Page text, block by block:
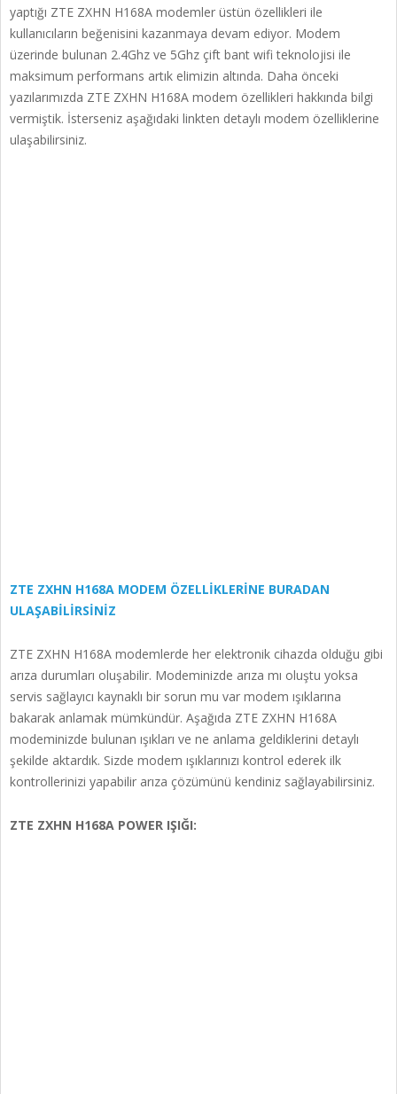
yaptığı ZTE ZXHN H168A modemler üstün özellikleri ile
kullanıcıların beğenisini kazanmaya devam ediyor. Modem
üzerinde bulunan 2.4Ghz ve 5Ghz çift bant wifi teknolojisi ile
maksimum performans artık elimizin altında. Daha önceki
yazılarımızda ZTE ZXHN H168A modem özellikleri hakkında bilgi
vermiştik. İsterseniz aşağıdaki linkten detaylı modem özelliklerine
ulaşabilirsiniz.
ZTE ZXHN H168A MODEM ÖZELLİKLERİNE BURADAN
ULAŞABİLİRSİNİZ
ZTE ZXHN H168A modemlerde her elektronik cihazda olduğu gibi
arıza durumları oluşabilir. Modeminizde arıza mı oluştu yoksa
servis sağlayıcı kaynaklı bir sorun mu var modem ışıklarına
bakarak anlamak mümkündür. Aşağıda ZTE ZXHN H168A
modeminizde bulunan ışıkları ve ne anlama geldiklerini detaylı
şekilde aktardık. Sizde modem ışıklarınızı kontrol ederek ilk
kontrollerinizi yapabilir arıza çözümünü kendiniz sağlayabilirsiniz.
ZTE ZXHN H168A POWER IŞIĞI: